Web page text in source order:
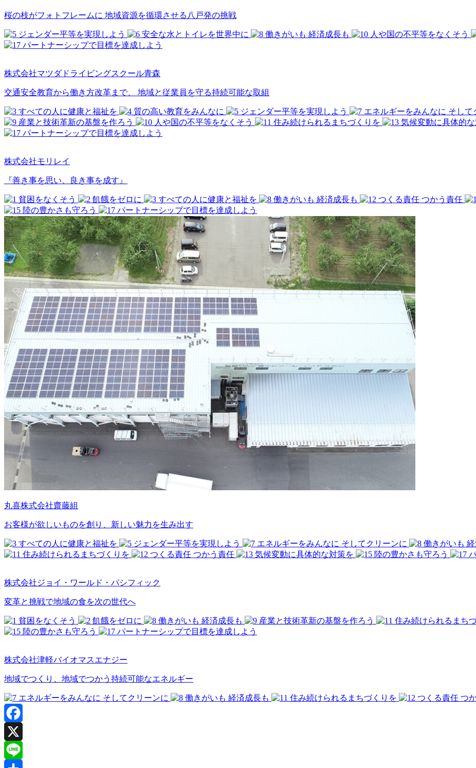
桜の枝がフォトフレームに 地域資源を循環させる八戸発の挑戦
株式会社マツダドライビングスクール青森
交通安全教育から働き方改革まで、 地域と従業員を守る持続可能な取組
株式会社モリレイ
『善き事を思い、良き事を成す』
丸喜株式会社齋藤組
お客様が欲しいものを創り、新しい魅力を生み出す
株式会社ジョイ・ワールド・パシフィック
変革と挑戦で地域の食を次の世代へ
株式会社津軽バイオマスエナジー
地域でつくり、地域でつかう持続可能なエネルギー
Facebook
X